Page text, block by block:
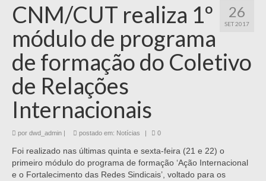
26
SET 2017
CNM/CUT realiza 1º
módulo de programa
de formação do Coletivo
de Relações
Internacionais
por dwd_admin postado em: Notícias 0
Foi realizado nas últimas quinta e sexta-feira (21 e 22) o
primeiro módulo do programa de formação ‘Ação Internacional
e o Fortalecimento das Redes Sindicais’, voltado para os